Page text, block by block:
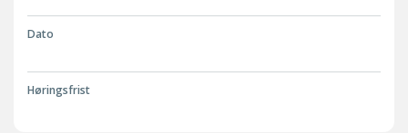
Dato
Høringsfrist